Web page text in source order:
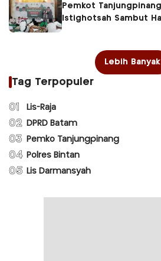
Pemkot
Istighotsah Sambut
Lebih Banyak
Tag Terpopuler
01 Lis-Raja
02 DPRD Batam
03 Pemko Tanjungpinang
04 Polres Bintan
05 Lis Darmansyah